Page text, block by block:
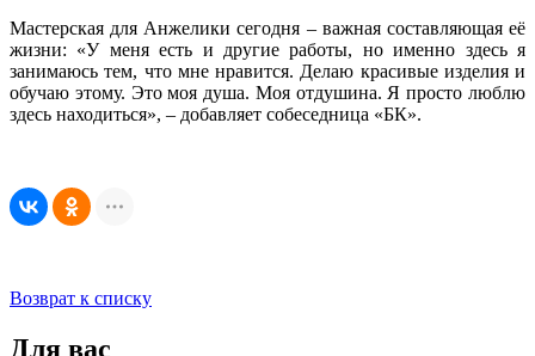
Мастерская для Анжелики сегодня – важная составляющая её
жизни: «У меня есть и другие работы, но именно здесь я
занимаюсь тем, что мне нравится. Делаю красивые изделия и
обучаю этому. Это моя душа. Моя отдушина. Я просто люблю
здесь находиться», – добавляет собеседница «БК».
Возврат к списку
Для вас